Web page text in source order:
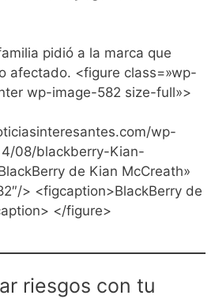
pidió a la marca que
afectado. <figure class=»wp-
wp-image-582 size-full»>
wp-
08/blackberry-Kian-
de Kian McCreath»
> <figcaption>BlackBerry de
</figure>
riesgos con tu